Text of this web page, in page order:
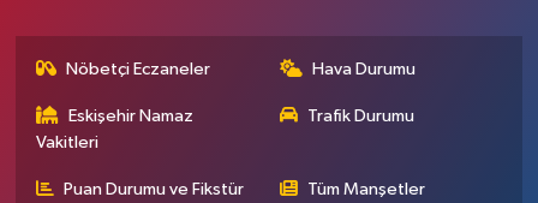
Nöbetçi Eczaneler Hava Durumu
Eskişehir Namaz
Vakitleri
Trafik Durumu
Puan Durumu ve Fikstür Tüm Manşetler